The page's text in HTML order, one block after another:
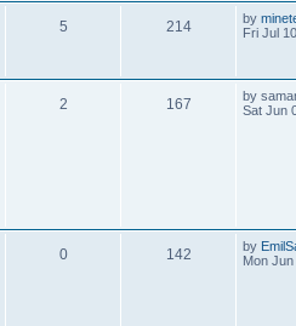
5 214 by
Fri Jul
2 167 by
Sat Jun
0 142 by
Mon